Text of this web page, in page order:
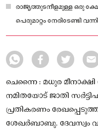
രാജ്യത്തുടനീളമുള്ള ഒരു
പെരുമാറ്റം നേരിടേണ്ടി
ചെന്നൈ : മധുര
നമിതയോട് ജാതി
പ്രതികരണം
ശേഖര്‍ബാബു. ദേവസ്വം